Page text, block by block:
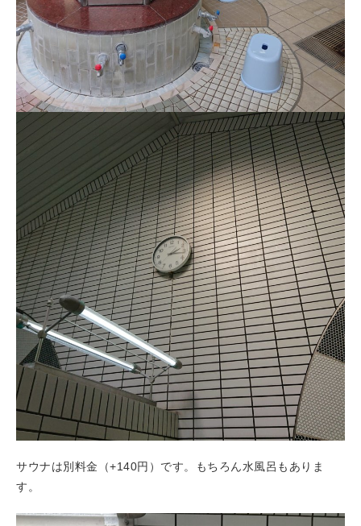
サウナは別料金（+140円）です。もちろん水風呂もありま
す。